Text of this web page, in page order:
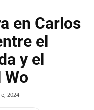
en Carlos
el
y el
2024